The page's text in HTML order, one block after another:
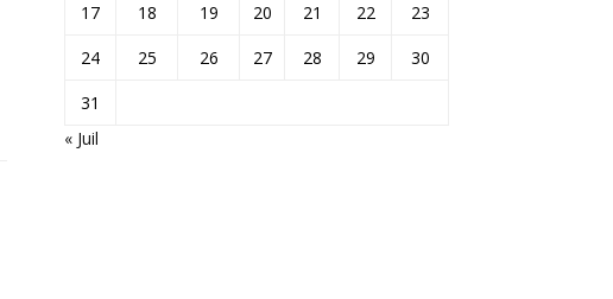
17
18 19 20 21 22
23
24
25 26 27 28 29
30
31
« Juil